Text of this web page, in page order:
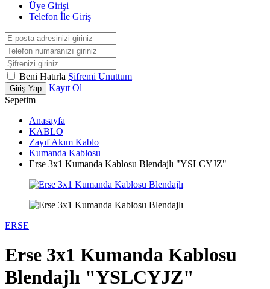
Üye Girişi
Telefon İle Giriş
Beni Hatırla Şifremi Unuttum
Giriş Yap
Kayıt Ol
Sepetim
Anasayfa
KABLO
Zayıf Akım Kablo
Kumanda Kablosu
Erse 3x1 Kumanda Kablosu Blendajlı "YSLCYJZ"
ERSE
Erse 3x1 Kumanda Kablosu
Blendajlı "YSLCYJZ"